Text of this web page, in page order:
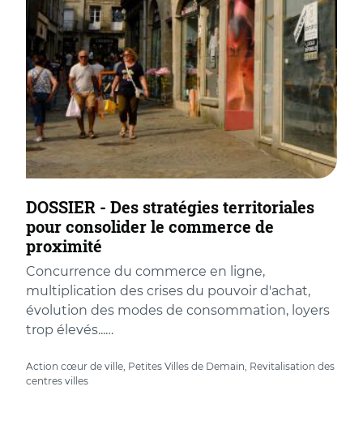
DOSSIER - Des stratégies territoriales
pour consolider le commerce de
proximité
Concurrence du commerce en ligne,
multiplication des crises du pouvoir d'achat,
évolution des modes de consommation, loyers
trop élevés...…
Action cœur de ville, Petites Villes de Demain, Revitalisation des
centres villes